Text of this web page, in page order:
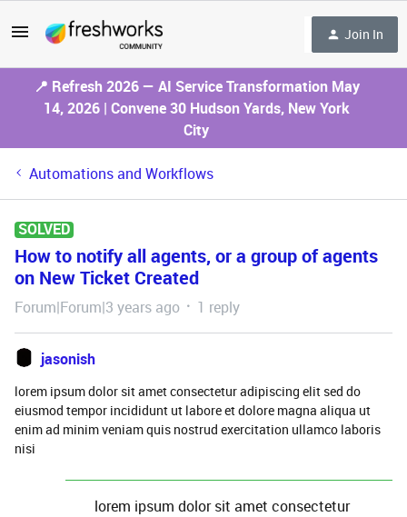
Join In
📍 Refresh 2026 — AI Service Transformation May
14, 2026 | Convene 30 Hudson Yards, New York
City
Automations and Workflows
SOLVED
How to notify all agents, or a group of agents
on New Ticket Created
Forum|Forum|3 years ago 1 reply
jasonish
lorem ipsum dolor sit amet consectetur adipiscing elit sed do
eiusmod tempor incididunt ut labore et dolore magna aliqua ut
enim ad minim veniam quis nostrud exercitation ullamco laboris
nisi
lorem ipsum dolor sit amet consectetur